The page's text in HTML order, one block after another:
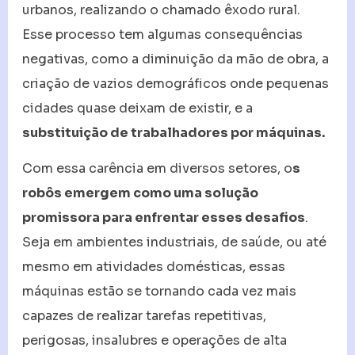
urbanos, realizando o chamado êxodo rural.
Esse processo tem algumas consequências
negativas, como a diminuição da mão de obra, a
criação de vazios demográficos onde pequenas
cidades quase deixam de existir, e a
substituição de trabalhadores por máquinas.
Com essa carência em diversos setores, os
robôs emergem como uma solução
promissora para enfrentar esses desafios.
Seja em ambientes industriais, de saúde, ou até
mesmo em atividades domésticas, essas
máquinas estão se tornando cada vez mais
capazes de realizar tarefas repetitivas,
perigosas, insalubres e operações de alta